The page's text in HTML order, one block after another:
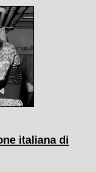
italiana di